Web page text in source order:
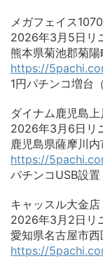
メガフェイス
2026年3月5日リ
熊本県菊池郡菊
https://
1円パチンコ増台
ダイナム鹿児島
2026年3月6日リ
鹿児島県薩摩川
https://
パチンコUSB設置
キャッスル大金店
2026年3月2日リ
愛知県名古屋市
https://